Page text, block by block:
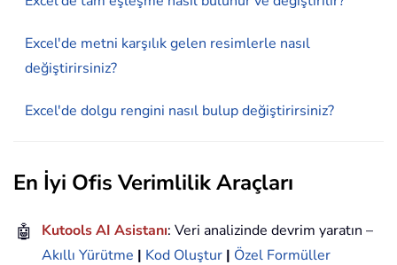
Excel'de metni karşılık gelen resimlerle nasıl
değiştirirsiniz?
Excel'de dolgu rengini nasıl bulup değiştirirsiniz?
En İyi Ofis Verimlilik Araçları
🤖 Kutools AI Asistanı: Veri analizinde devrim yaratın –
Akıllı Yürütme | Kod Oluştur | Özel Formüller